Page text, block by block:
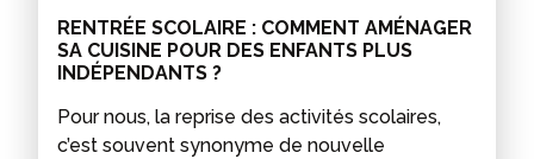
RENTRÉE SCOLAIRE : COMMENT AMÉNAGER
SA CUISINE POUR DES ENFANTS PLUS
INDÉPENDANTS ?
Pour nous, la reprise des activités scolaires,
c’est souvent synonyme de nouvelle